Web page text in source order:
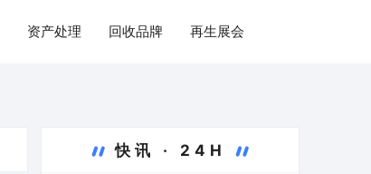
资产处理 回收品牌 再生展会
快讯 · 24H